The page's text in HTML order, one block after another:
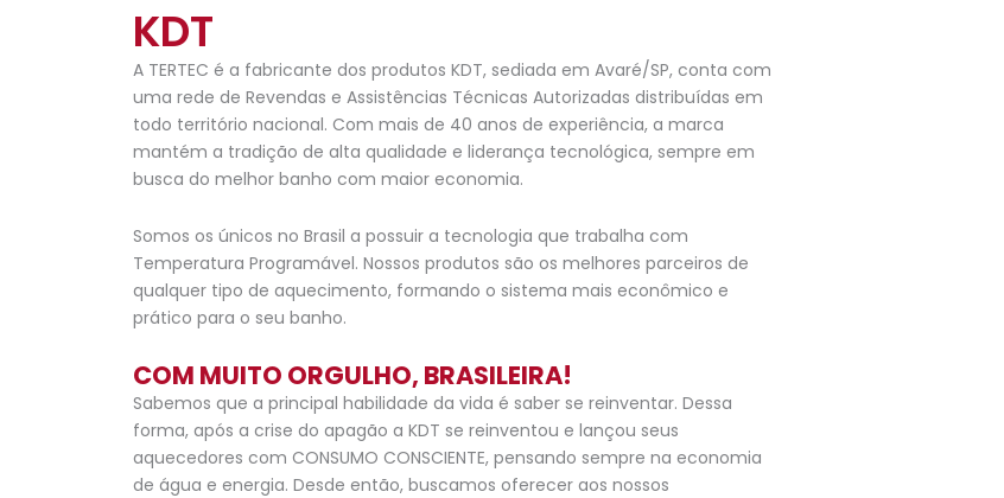
KDT
A TERTEC é a fabricante dos produtos KDT, sediada em Avaré/SP, conta com
uma rede de Revendas e Assistências Técnicas Autorizadas distribuídas em
todo território nacional. Com mais de 40 anos de experiência, a marca
mantém a tradição de alta qualidade e liderança tecnológica, sempre em
busca do melhor banho com maior economia.
Somos os únicos no Brasil a possuir a tecnologia que trabalha com
Temperatura Programável. Nossos produtos são os melhores parceiros de
qualquer tipo de aquecimento, formando o sistema mais econômico e
prático para o seu banho.
COM MUITO ORGULHO, BRASILEIRA!
Sabemos que a principal habilidade da vida é saber se reinventar. Dessa
forma, após a crise do apagão a KDT se reinventou e lançou seus
aquecedores com CONSUMO CONSCIENTE, pensando sempre na economia
de água e energia. Desde então, buscamos oferecer aos nossos